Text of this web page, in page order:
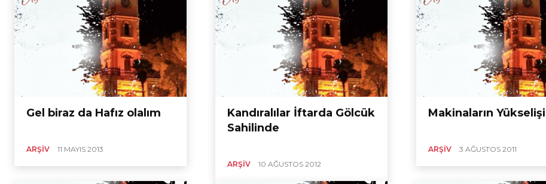
Gel biraz da Hafız olalım
ARŞIV 11 MAYIS 2013
Kandıralılar İftarda Gölcük
Sahilinde
ARŞIV 10 AĞUSTOS 2012
Makinaların Yükselişi
ARŞIV 3 AĞUSTOS 2011